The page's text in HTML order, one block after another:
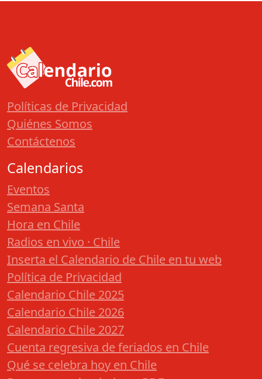
Políticas de Privacidad
Quiénes Somos
Contáctenos
Calendarios
Eventos
Semana Santa
Hora en Chile
Radios en vivo · Chile
Inserta el Calendario de Chile en tu web
Política de Privacidad
Calendario Chile 2025
Calendario Chile 2026
Calendario Chile 2027
Cuenta regresiva de feriados en Chile
Qué se celebra hoy en Chile